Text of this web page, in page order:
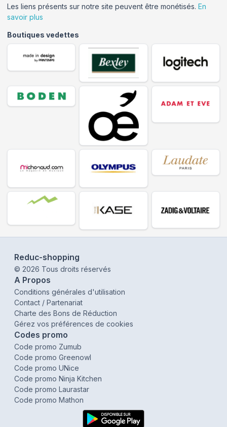
Les liens présents sur notre site peuvent être monétisés. En
savoir plus
Boutiques vedettes
Reduc-shopping
© 2026 Tous droits réservés
A Propos
Conditions générales d'utilisation
Contact / Partenariat
Charte des Bons de Réduction
Gérez vos préférences de cookies
Codes promo
Code promo Zumub
Code promo Greenowl
Code promo UNice
Code promo Ninja Kitchen
Code promo Laurastar
Code promo Mathon